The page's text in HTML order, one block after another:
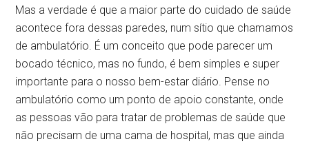
Mas a verdade é que a maior parte do cuidado de saúde
acontece fora dessas paredes, num sítio que chamamos
de ambulatório. É um conceito que pode parecer um
bocado técnico, mas no fundo, é bem simples e super
importante para o nosso bem-estar diário. Pense no
ambulatório como um ponto de apoio constante, onde
as pessoas vão para tratar de problemas de saúde que
não precisam de uma cama de hospital, mas que ainda